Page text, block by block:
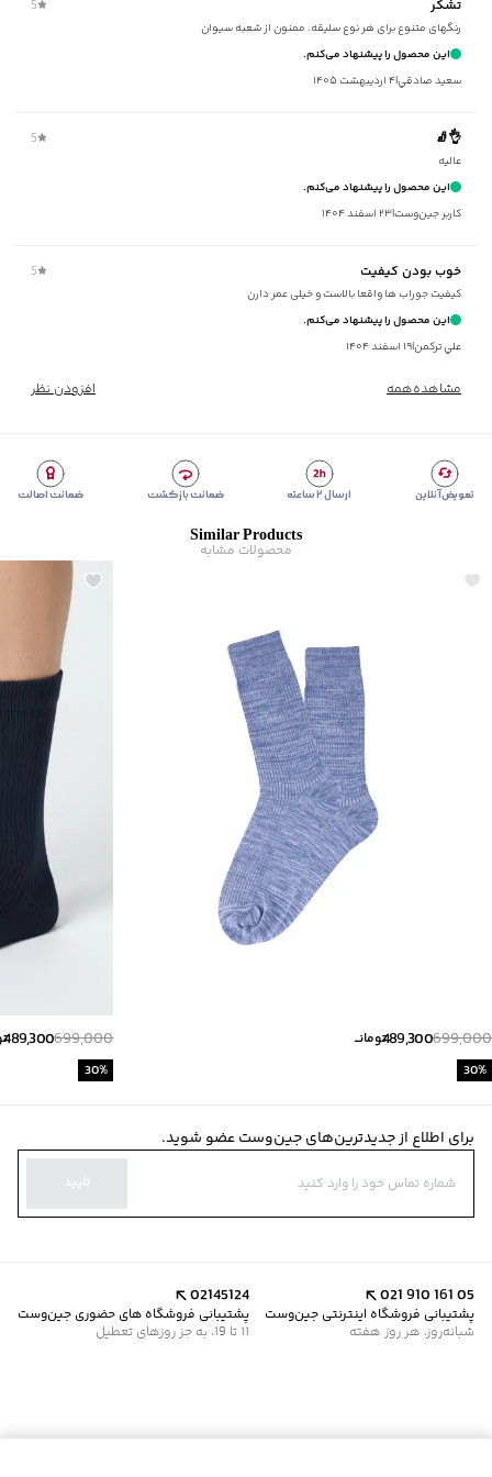
سایر توضیحات
برند
جوتی جینز
زیر گروه:جوراب
تشکر 5
رنگهای متنوع برای هر نوع سلیقه. ممنون از شعبه سیوان
این محصول را پیشنهاد می‌کنم.
سعيد صادقي|۴ اردیبهشت ۱۴۰۵
👌🧦
5
عالیه
این محصول را پیشنهاد می‌کنم.
کاربر جین‌وست|۲۳ اسفند ۱۴۰۴
خوب بودن کیفیت 5
کیفیت جوراب ها واقعا بالاست و خیلی عمر دارن
این محصول را پیشنهاد می‌کنم.
علي ترکمن|۱۹ اسفند ۱۴۰۴
مشاهده‌همه افزودن نظر
تعویض آنلاین ارسال ۲ ساعته ضمانت بازگشت ضمانت اصالت
Similar Products
محصولات مشابه
699,000
489,300تومانــ
30%
699,000
489,300
30%
برای اطلاع از جدیدترین‌های جین‌وست عضو شوید.
تایید
021 910 161 05
پشتیبانی فروشگاه اینترنتی جین‌وست
شبانه‌روز، هر روز هفته
02145124
پشتیبانی فروشگاه های حضوری جین‌وست
11 تا 19، به جز روزهای تعطیل